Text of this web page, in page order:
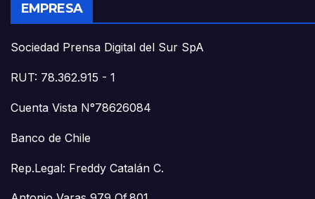
EMPRESA
Sociedad Prensa Digital del Sur SpA
RUT: 78.362.915 - 1
Cuenta Vista N°78626084
Banco de Chile
Rep.Legal: Freddy Catalán C.